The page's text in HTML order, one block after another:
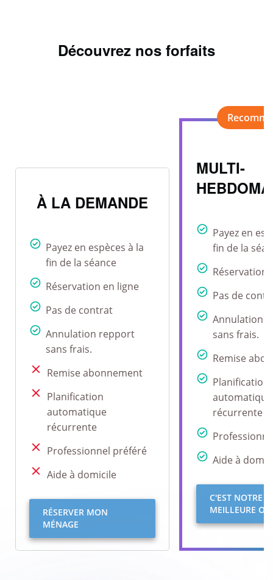
Découvrez nos forfaits
MULTI-
Payez en
fin de la
Réservation
Pas de
Annulation
sans frais.
Remise
Planification
automatique
récurrente
Aide à
C'EST NOTRE
MEILLEURE
À LA DEMANDE
Payez en espèces à la
fin de la séance
Réservation en ligne
Pas de contrat
Annulation repport
sans frais.
Remise abonnement
Planification
automatique
récurrente
Professionnel préféré
Aide à domicile
RÉSERVER MON
MÉNAGE